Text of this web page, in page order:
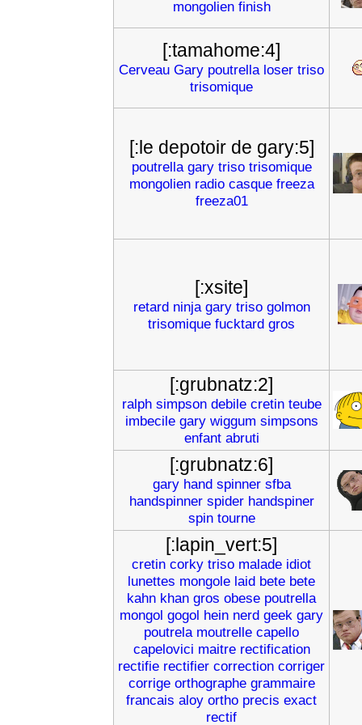
mongolien finish
[:tamahome:4]
Cerveau Gary poutrella loser triso
trisomique
[:le depotoir de gary:5]
poutrella gary triso trisomique
mongolien radio casque freeza
freeza01
[:xsite]
retard ninja gary triso golmon
trisomique fucktard gros
[:grubnatz:2]
ralph simpson debile cretin teube
imbecile gary wiggum simpsons
enfant abruti
[:grubnatz:6]
gary hand spinner sfba
handspinner spider handspiner
spin tourne
[:lapin_vert:5]
cretin corky triso malade idiot
lunettes mongole laid bete bete
kahn khan gros obese poutrella
mongol gogol hein nerd geek gary
poutrela moutrelle capello
capelovici maitre rectification
rectifie rectifier correction corriger
corrige orthographe grammaire
francais aloy ortho precis exact
rectif